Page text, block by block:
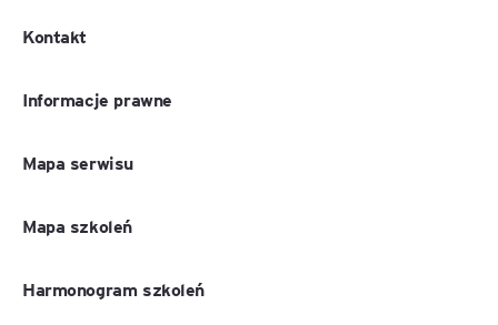
Kontakt
Informacje prawne
Mapa serwisu
Mapa szkoleń
Harmonogram szkoleń